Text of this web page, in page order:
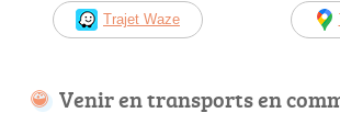
Trajet Waze
Venir en transports en